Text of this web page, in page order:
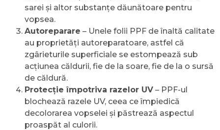
sarei și altor substanțe dăunătoare pentru
vopsea.
Autoreparare – Unele folii PPF de înaltă calitate
au proprietăți autoreparatoare, astfel că
zgârieturile superficiale se estompează sub
acțiunea căldurii, fie de la soare, fie de la o sursă
de căldură.
Protecție împotriva razelor UV – PPF-ul
blochează razele UV, ceea ce împiedică
decolorarea vopselei și păstrează aspectul
proaspăt al culorii.